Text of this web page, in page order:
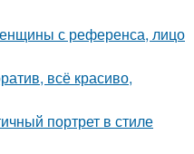
с референса, лицо
всё красиво,
портрет в стиле